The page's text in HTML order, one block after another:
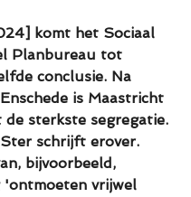
komt het Sociaal
Planbureau tot
conclusie. Na
is Maastricht
de sterkste segregatie.
schrijft erover.
bijvoorbeeld,
vrijwel